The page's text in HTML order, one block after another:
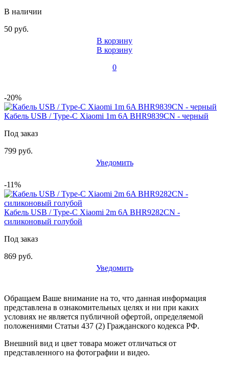
В наличии
50 руб.
В корзину
В корзину
0
-20%
Кабель USB / Type-C Xiaomi 1m 6A BHR9839CN - черный
Под заказ
799 руб.
Уведомить
-11%
Кабель USB / Type-C Xiaomi 2m 6A BHR9282CN -
силиконовый голубой
Под заказ
869 руб.
Уведомить
Обращаем Ваше внимание на то, что данная информация
представлена в ознакомительных целях и ни при каких
условиях не является публичной офертой, определяемой
положениями Статьи 437 (2) Гражданского кодекса РФ.
Внешний вид и цвет товара может отличаться от
представленного на фотографии и видео.